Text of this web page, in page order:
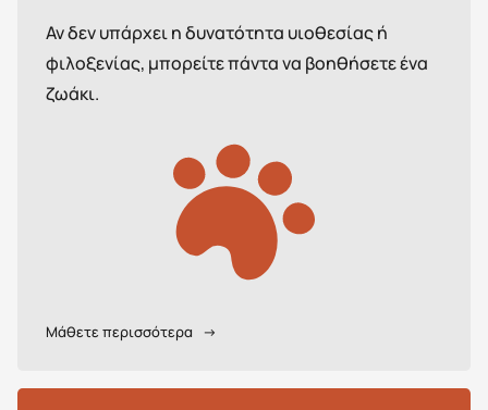
Αν δεν υπάρχει η δυνατότητα υιοθεσίας ή
φιλοξενίας, μπορείτε πάντα να βοηθήσετε ένα
ζωάκι.
Μάθετε περισσότερα →